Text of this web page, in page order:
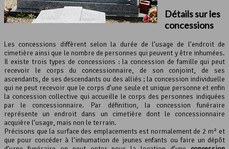
Détails sur les
concessions
Les concessions diffèrent selon la durée de l’usage de l’endroit de
cimetière ainsi que le nombre de personnes qui peuvent y être inhumées.
Il existe trois types de concessions : la concession de famille qui peut
recevoir le corps du concessionnaire, de son conjoint, de ses
ascendants, de ses descendants ou des alliés ; la concession individuelle
qui ne peut recevoir que le corps d’une seule et unique personne et enfin
la concession collective qui accueille le corps des personnes indiquées
par le concessionnaire. Par définition, la concession funéraire
représente un endroit dans un cimetière dont le concessionnaire
acquière l’usage, mais non le terrain.
Précisons que la surface des emplacements est normalement de 2 m² et
que pour concéder à l’inhumation de jeunes enfants ou faire un dépôt